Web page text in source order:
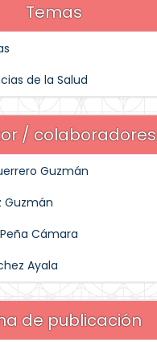
Temas
de la Salud
/ colaboradores
Guzmán
Guzmán
Cámara
Ayala
de publicación